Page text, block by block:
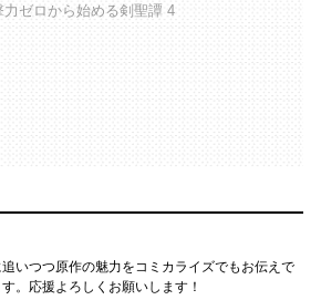
力ゼロから始める剣聖譚 4
いつつ原作の魅力をコミカライズでもお伝えで
。応援よろしくお願いします！